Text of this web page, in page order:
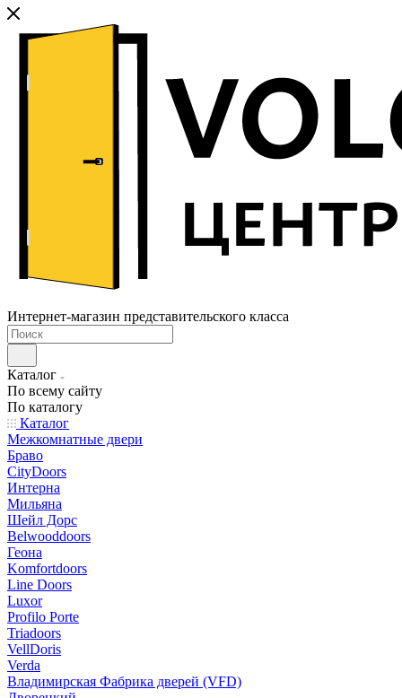
Интернет-магазин представительского класса
Каталог
По всему сайту
По каталогу
Каталог
Межкомнатные двери
Браво
CityDoors
Интерна
Мильяна
Шейл Дорс
Belwooddoors
Геона
Komfortdoors
Line Doors
Luxor
Profilo Porte
Triadoors
VellDoris
Verda
Владимирская Фабрика дверей (VFD)